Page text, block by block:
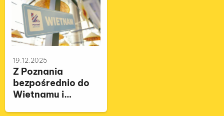
19.12.2025
Z Poznania
bezpośrednio do
Wietnamu i